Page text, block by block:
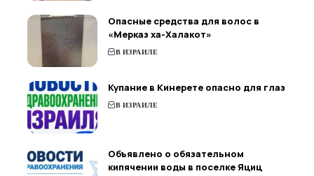
Опасные средства для волос в
«Мерказ ха-Халакот»
В ИЗРАИЛЕ
Купание в Кинерете опасно для глаз
В ИЗРАИЛЕ
Объявлено о обязательном
кипячении воды в поселке Яциц